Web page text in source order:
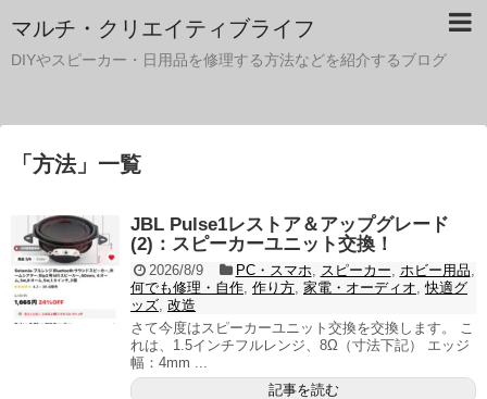
マルチ・クリエイティブライフ
DIYやスピーカー・日用品を修理する方法などを紹介するブログ
「 方法」 一覧
JBL Pulse1レストア＆アップグレード
(2)：スピーカーユニット交換！
2026/8/9 PC・スマホ スピーカー ホビー用品
何でも修理・自作 作り方 家電・オーディオ ,快適グ
ッズ 改造
さて今度はスピーカーユニット交換を交換します。 こ
れは、1.5インチフルレンジ、8Ω（寸法下記） エッジ
幅：4mm ...
記事を読む